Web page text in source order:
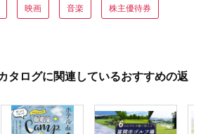
映画 音楽 株主優待券
タログに関連しているおすすめの返